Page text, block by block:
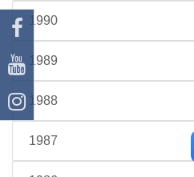
1990
1989
1988
1987